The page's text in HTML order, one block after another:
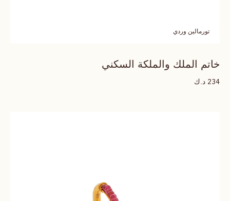
تورمالين وردي
خاتم الملك والملكة السكني
234 د.ك